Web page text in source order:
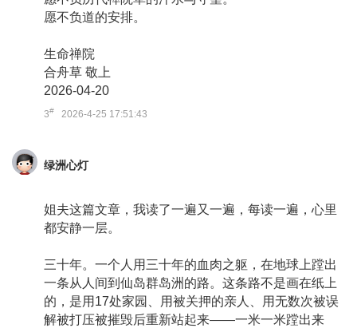
愿不负道的安排。
生命禅院
合舟草 敬上
2026-04-20
3# 2026-4-25 17:51:43
绿洲心灯
姐夫这篇文章，我读了一遍又一遍，每读一遍，心里
都安静一层。
三十年。一个人用三十年的血肉之躯，在地球上蹚出
一条从人间到仙岛群岛洲的路。这条路不是画在纸上
的，是用17处家园、用被关押的亲人、用无数次被误
解被打压被摧毁后重新站起来——一米一米蹚出来